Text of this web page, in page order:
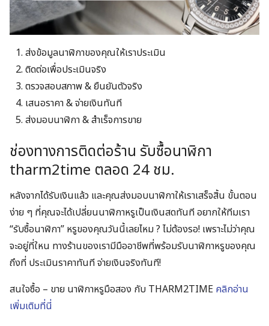
ส่งข้อมูลนาฬิกาของคุณให้เราประเมิน
ติดต่อเพื่อประเมินจริง
ตรวจสอบสภาพ & ยืนยันตัวจริง
เสนอราคา & จ่ายเงินทันที
ส่งมอบนาฬิกา & สำเร็จการขาย
ช่องทางการติดต่อร้าน รับซื้อนาฬิกา
tharm2time ตลอด 24 ชม.
หลังจากได้รับเงินแล้ว และคุณส่งมอบนาฬิกาให้เราเสร็จสิ้น ขั้นตอน
ง่าย ๆ ที่คุณจะได้เปลี่ยนนาฬิกาหรูเป็นเงินสดทันที อยากให้ทีมเรา
“รับซื้อนาฬิกา” หรูของคุณวันนี้เลยไหม ? ไม่ต้องรอ! เพราะไม่ว่าคุณ
จะอยู่ที่ใหน ทางร้านของเรามีมืออาชีพที่พร้อมรับนาฬิกาหรูของคุณ
ถึงที่ ประเมินราคาทันที จ่ายเงินจริงทันที!
สนใจซื้อ – ขาย นาฬิกาหรูมือสอง กับ THARM2TIME คลิกอ่าน
เพิ่มเติมที่นี่